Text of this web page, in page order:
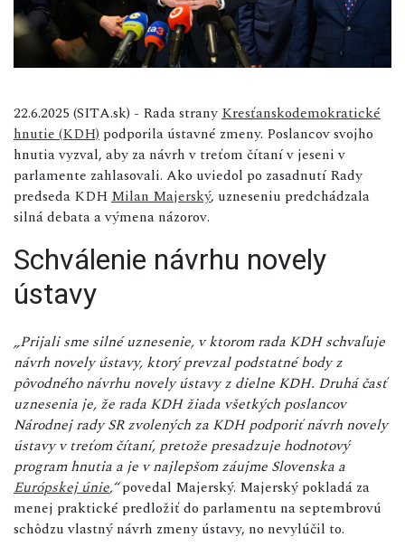
22.6.2025 (SITA.sk) - Rada strany Kresťanskodemokratické
hnutie (KDH) podporila ústavné zmeny. Poslancov svojho
hnutia vyzval, aby za návrh v treťom čítaní v jeseni v
parlamente zahlasovali. Ako uviedol po zasadnutí Rady
predseda KDH Milan Majerský, uzneseniu predchádzala
silná debata a výmena názorov.
Schválenie návrhu novely
ústavy
„Prijali sme silné uznesenie, v ktorom rada KDH schvaľuje
návrh novely ústavy, ktorý prevzal podstatné body z
pôvodného návrhu novely ústavy z dielne KDH. Druhá časť
uznesenia je, že rada KDH žiada všetkých poslancov
Národnej rady SR zvolených za KDH podporiť návrh novely
ústavy v treťom čítaní, pretože presadzuje hodnotový
program hnutia a je v najlepšom záujme Slovenska a
Európskej únie,“povedal Majerský. Majerský pokladá za
menej praktické predložiť do parlamentu na septembrovú
schôdzu vlastný návrh zmeny ústavy, no nevylúčil to.